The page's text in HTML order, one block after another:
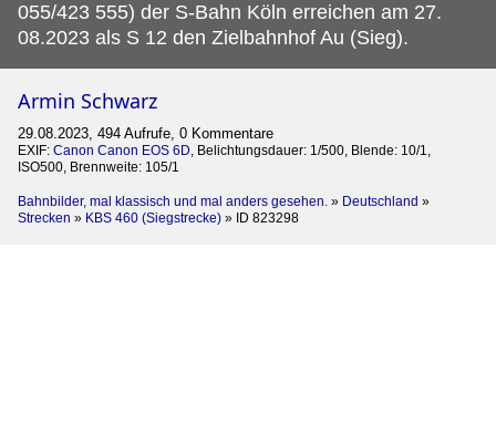
055/423 555) der S-Bahn Köln erreichen am 27.
08.2023 als S 12 den Zielbahnhof Au (Sieg).
Armin Schwarz
29.08.2023, 494 Aufrufe, 0 Kommentare
EXIF: Canon Canon EOS 6D, Belichtungsdauer: 1/500, Blende: 10/1,
ISO500, Brennweite: 105/1
Bahnbilder, mal klassisch und mal anders gesehen. » Deutschland »
Strecken » KBS 460 (Siegstrecke) » ID 823298